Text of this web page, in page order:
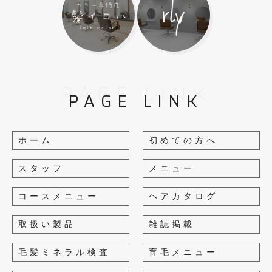
PAGE LINK
PAGE LINK
ホーム 初めての方へ
スタッフ メニュー
コースメニュー ヘアカタログ
取扱い製品 雑誌掲載
毛髪ミネラル検査 育毛メニュー